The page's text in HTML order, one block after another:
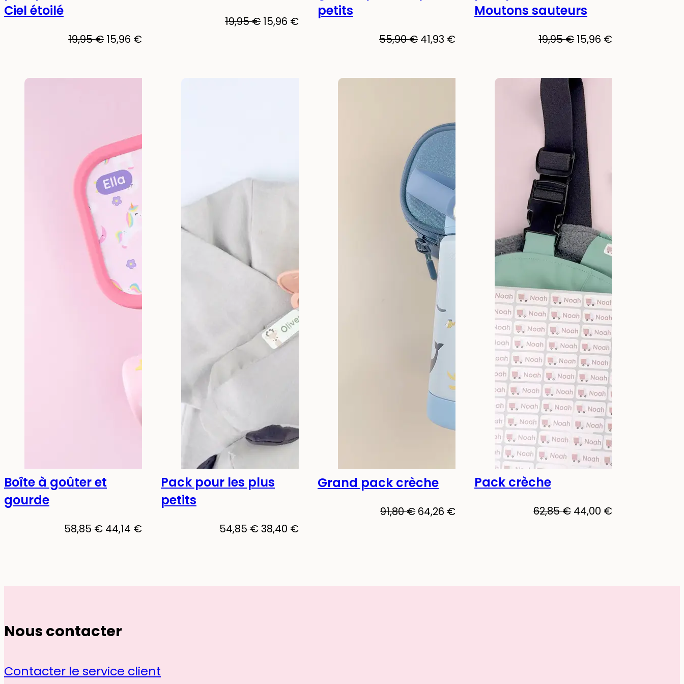
Ciel étoilé
19,95€ Le
15,96 €Le
19,95€ Le
15,96 €Le
petits
55,90€ 41,93 €
Moutons sauteurs
19,95€ Le
était :
19,95 €.
15,96 €Le
-25%
Boîte à goûter et
gourde
58,85€ 44,14 €
-30%
Pack pour les plus
petits
54,85€38,40 €
-30%
Grand pack crèche
91,80€ 64,26 €
-30%
Pack crèche
62,85€ 44,00 €
Nous contacter
Contacter le service client